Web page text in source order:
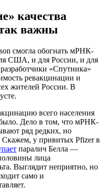
качества
важны
смогла обогнать мРНК-
США, и для России, и для
«Спутника»
ревакцинации и
жителей России. В
всего населения
Дело в том, что мРНК-
ряд редких, но
у привитых Pfizer в
паралич Белла —
лица
Выглядит неприятно, но
само и